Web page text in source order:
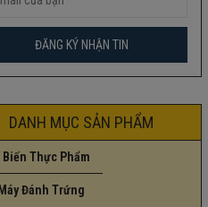
DANH MỤC SẢN PHẨM
Biến Thực Phẩm
Máy Đánh Trứng